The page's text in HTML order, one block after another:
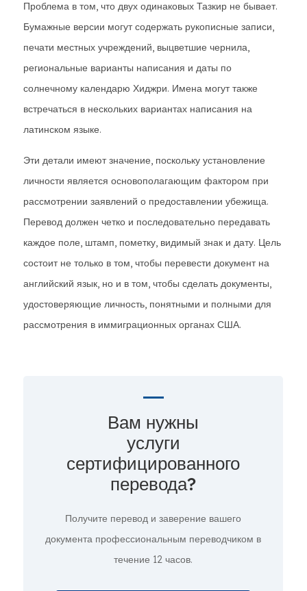
Проблема в том, что двух одинаковых Тазкир не бывает.
Бумажные версии могут содержать рукописные записи,
печати местных учреждений, выцветшие чернила,
региональные варианты написания и даты по
солнечному календарю Хиджри. Имена могут также
встречаться в нескольких вариантах написания на
латинском языке.
Эти детали имеют значение, поскольку установление
личности является основополагающим фактором при
рассмотрении заявлений о предоставлении убежища.
Перевод должен четко и последовательно передавать
каждое поле, штамп, пометку, видимый знак и дату. Цель
состоит не только в том, чтобы перевести документ на
английский язык, но и в том, чтобы сделать документы,
удостоверяющие личность, понятными и полными для
рассмотрения в иммиграционных органах США.
Вам нужны
услуги
сертифицированного
перевода?
Получите перевод и заверение вашего
документа профессиональным переводчиком в
течение 12 часов.